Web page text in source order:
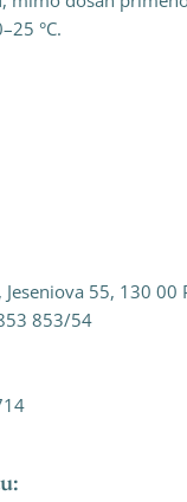
°C.
, Jeseniova 55, 130 00
853/54